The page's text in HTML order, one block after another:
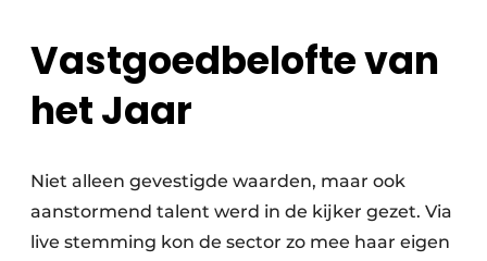
Vastgoedbelofte van
het Jaar
Niet alleen gevestigde waarden, maar ook
aanstormend talent werd in de kijker gezet. Via
live stemming kon de sector zo mee haar eigen